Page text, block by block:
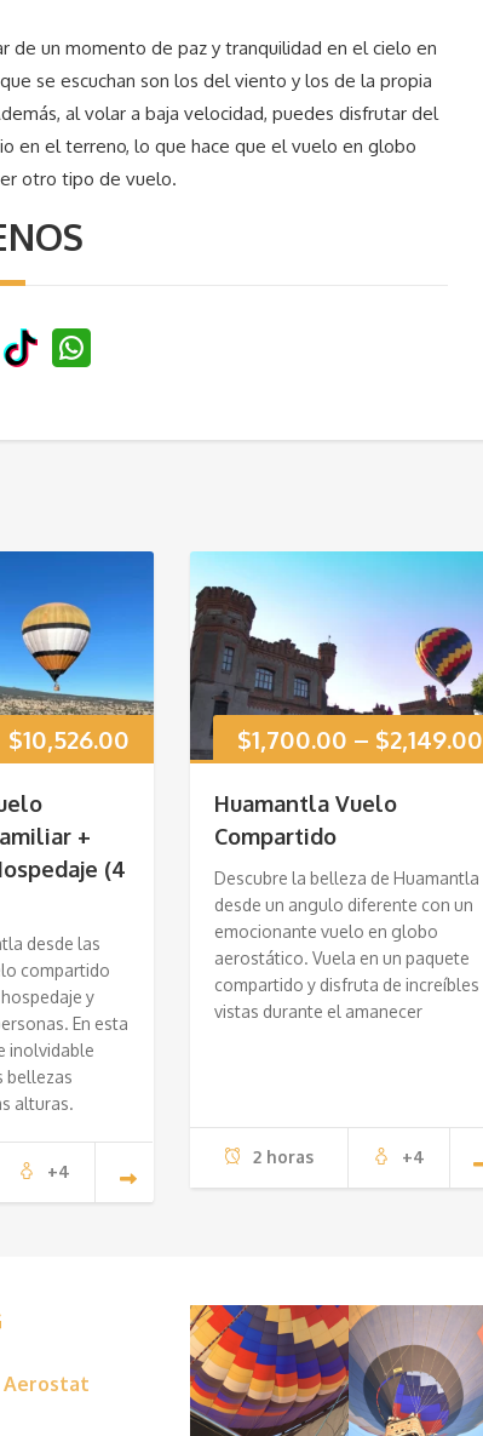
de un momento de paz y tranquilidad en el cielo en
se escuchan son los del viento y los de la propia
al volar a baja velocidad, puedes disfrutar del
en el terreno, lo que hace que el vuelo en globo
otro tipo de vuelo.
$10,526.00
+
(4
desde las
compartido
y
En esta
inolvidable
bellezas
alturas.
+4
$1,700.00 – $2,149.00
Huamantla Vuelo
Compartido
Descubre la belleza de Huamantla
desde un angulo diferente con un
emocionante vuelo en globo
aerostático. Vuela en un paquete
compartido y disfruta de increíbles
vistas durante el amanecer
2 horas +4
Aerostat